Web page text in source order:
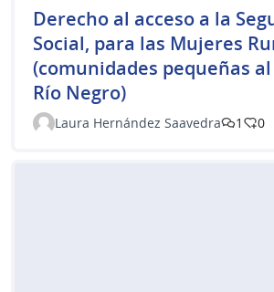
Derecho al acceso a la
Social, para las Mujeres
(comunidades pequeñas
Río Negro)
Laura Hernández Saavedra 1 0